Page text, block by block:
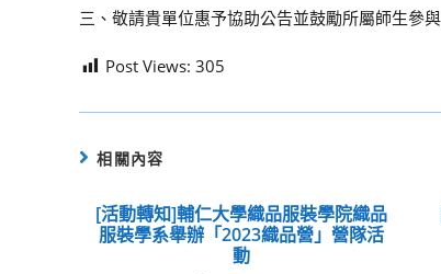
三、敬請貴單位惠予協助公告並鼓勵所屬師生參
Post Views: 305
相關內容
[活動轉知]輔仁大學織品服裝學院織品
服裝學系舉辦「2023織品營」營隊活
動